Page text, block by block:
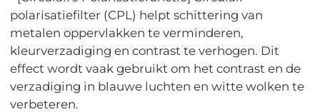
polarisatiefilter (CPL) helpt schittering van
metalen oppervlakken te verminderen,
kleurverzadiging en contrast te verhogen. Dit
effect wordt vaak gebruikt om het contrast en de
verzadiging in blauwe luchten en witte wolken te
verbeteren.